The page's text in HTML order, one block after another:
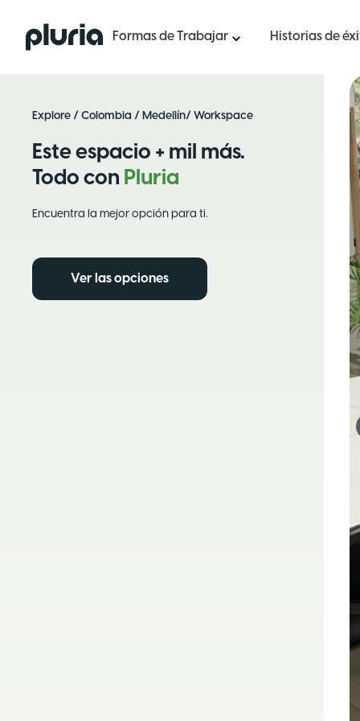
Logo Pluria Formas de Trabajar Historias de
Explore / Colombia / Medellín/ Workspace
Este espacio + mil más.
Todo con Pluria
Encuentra la mejor opción para ti.
Ver las opciones